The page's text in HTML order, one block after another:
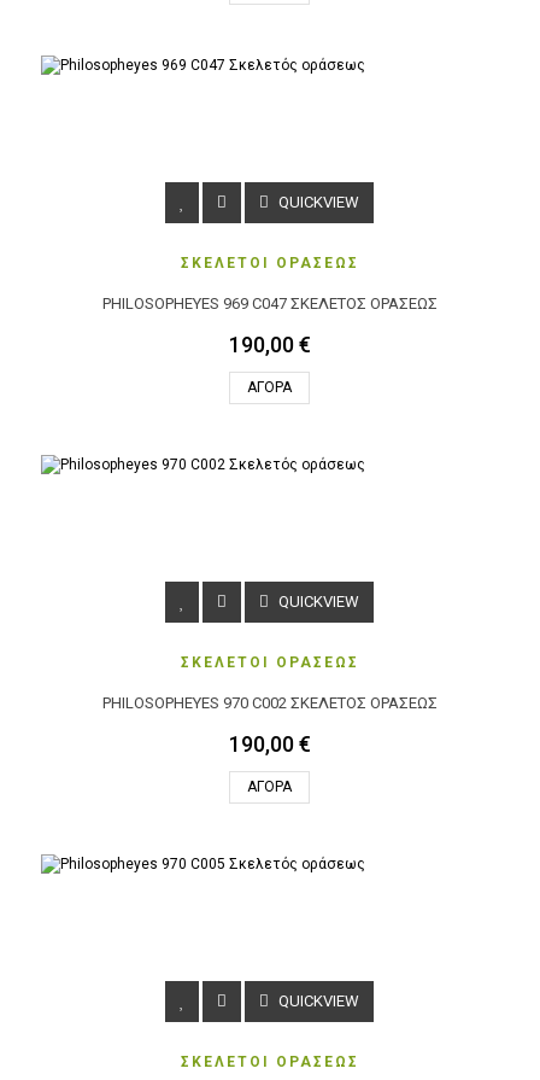
QUICKVIEW
ΣΚΕΛΕΤΟΙ ΟΡΑΣΕΩΣ
PHILOSOPHEYES 969 C047 ΣΚΕΛΕΤΌΣ ΟΡΆΣΕΩΣ
190,00 €
ΑΓΟΡΆ
QUICKVIEW
ΣΚΕΛΕΤΟΙ ΟΡΑΣΕΩΣ
PHILOSOPHEYES 970 C002 ΣΚΕΛΕΤΌΣ ΟΡΆΣΕΩΣ
190,00 €
ΑΓΟΡΆ
QUICKVIEW
ΣΚΕΛΕΤΟΙ ΟΡΑΣΕΩΣ